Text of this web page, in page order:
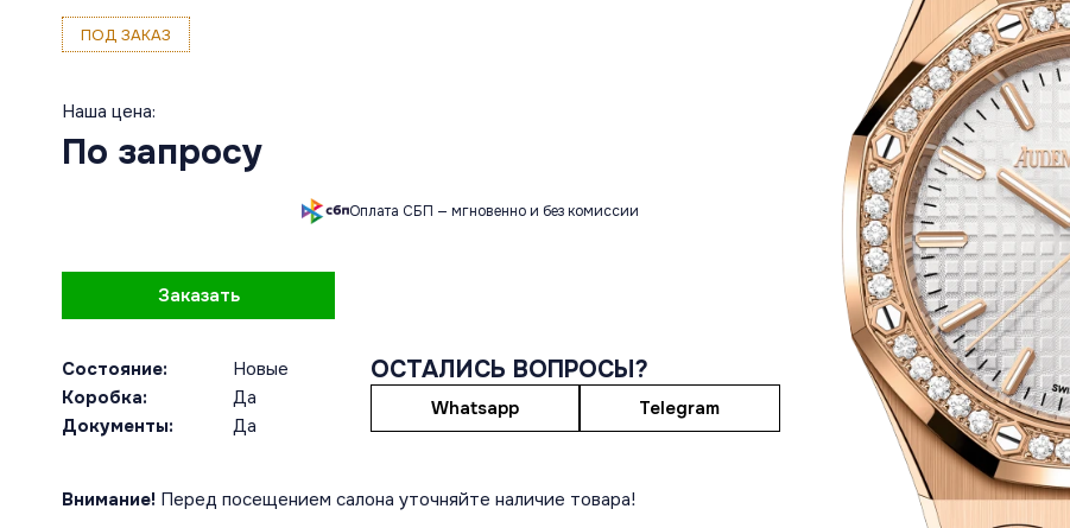
ПОД ЗАКАЗ
Наша цена:
По запросу
Оплата СБП — мгновенно и без комиссии
Заказать
Состояние:
Новые
Коробка:
Да
Документы:
Да
ОСТАЛИСЬ ВОПРОСЫ?
Whatsapp Telegram
Внимание! Перед посещением салона уточняйте наличие товара!